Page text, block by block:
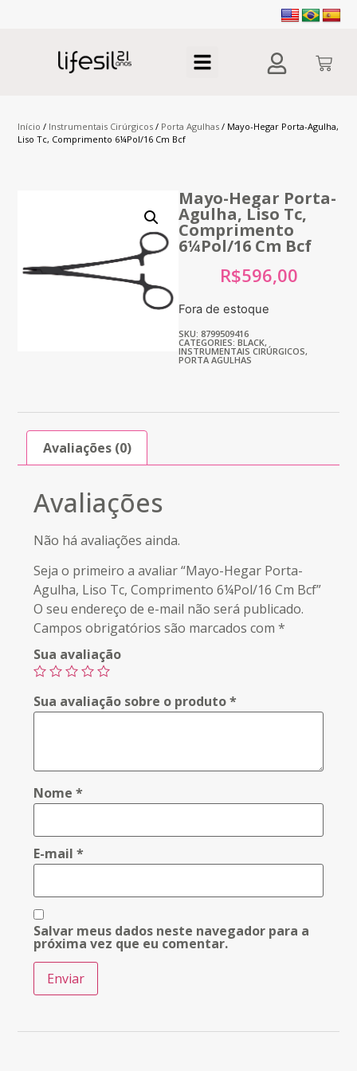
Início / Instrumentais Cirúrgicos / Porta Agulhas / Mayo-Hegar Porta-Agulha,
Liso Tc, Comprimento 6¼Pol/16 Cm Bcf
Mayo-Hegar Porta-
Agulha, Liso Tc,
Comprimento
6¼Pol/16 Cm Bcf
R$596,00
Fora de estoque
SKU: 8799509416
CATEGORIES: BLACK,
INSTRUMENTAIS CIRÚRGICOS,
PORTA AGULHAS
Avaliações (0)
Avaliações
Não há avaliações ainda.
Seja o primeiro a avaliar “Mayo-Hegar Porta-
Agulha, Liso Tc, Comprimento 6¼Pol/16 Cm Bcf”
O seu endereço de e-mail não será publicado.
Campos obrigatórios são marcados com*
Sua avaliação
Sua avaliação sobre o produto*
Nome*
E-mail*
Salvar meus dados neste navegador para a
próxima vez que eu comentar.